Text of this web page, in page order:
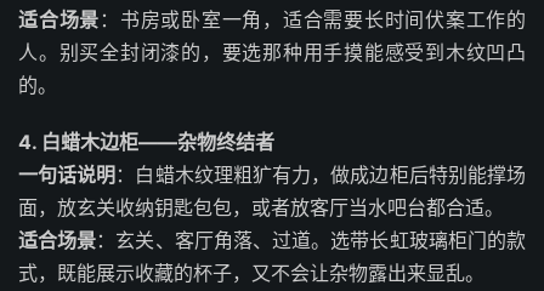
适合场景 ：书房或卧室一角，适合需要长时间伏案工作的
人。别买全封闭漆的，要选那种用手摸能感受到木纹凹凸
的。
4. 白蜡木边柜——杂物终结者
一句话说明 ：白蜡木纹理粗犷有力，做成边柜后特别能撑场
面，放玄关收纳钥匙包包，或者放客厅当水吧台都合适。
适合场景：玄关、客厅角落、过道。选带长虹玻璃柜门的款
式，既能展示收藏的杯子，又不会让杂物露出来显乱。